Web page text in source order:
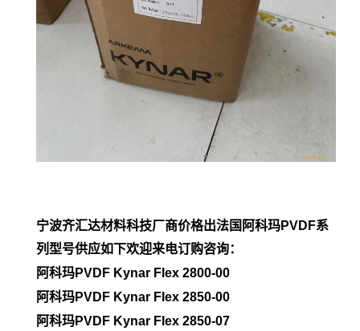
宁波齐汇达材料科技厂商价格出法国阿科玛PVDF系
列型号供应如下欢迎来电订购咨询：
阿科玛PVDF Kynar Flex 2800-00
阿科玛PVDF Kynar Flex 2850-00
阿科玛PVDF Kynar Flex 2850-07